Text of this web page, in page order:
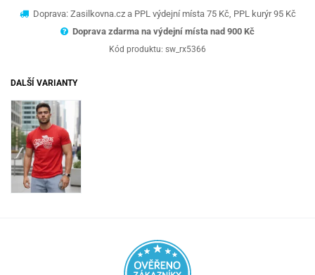
Doprava: Zasilkovna.cz a PPL výdejní místa 75 Kč, PPL kurýr 95 Kč
Doprava zdarma na výdejní místa nad 900 Kč
Kód produktu: sw_rx5366
DALŠÍ VARIANTY